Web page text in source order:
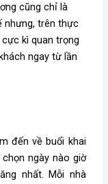
cũng chỉ là
nhưng, trên thực
kì quan trọng
ngay từ lần
đến về buổi khai
ngày nào giờ
nhất. Mỗi nhà